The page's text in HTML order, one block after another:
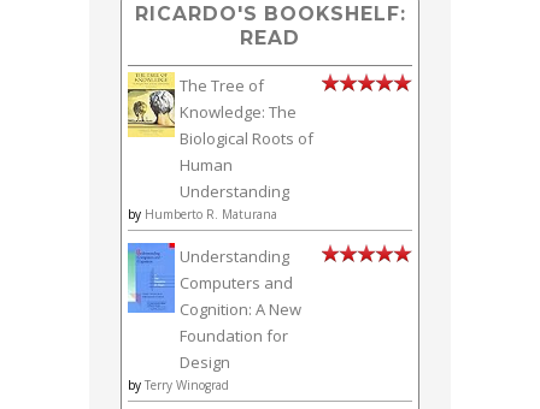
RICARDO'S BOOKSHELF:
READ
The Tree of
Knowledge: The
Biological Roots of
Human
Understanding
by Humberto R. Maturana
Understanding
Computers and
Cognition: A New
Foundation for
Design
by Terry Winograd